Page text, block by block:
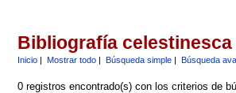
Bibliografía celestinesca
Inicio| Mostrar todo| Búsqueda simple| Búsqueda
0 registros encontrado(s) con los criterios de